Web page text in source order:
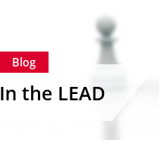
Blog
In the LEAD